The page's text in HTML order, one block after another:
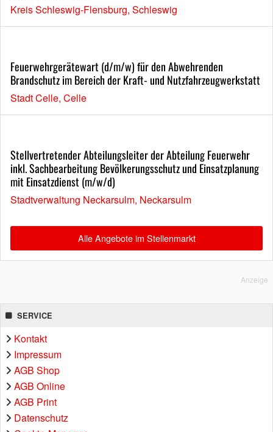
Kreis Schleswig-Flensburg, Schleswig
Feuerwehrgerätewart (d/m/w) für den Abwehrenden
Brandschutz im Bereich der Kraft- und Nutzfahrzeugwerkstatt
Stadt Celle, Celle
Stellvertretender Abteilungsleiter der Abteilung Feuerwehr
inkl. Sachbearbeitung Bevölkerungsschutz und Einsatzplanung
mit Einsatzdienst (m/w/d)
Stadtverwaltung Neckarsulm, Neckarsulm
Alle Angebote im Stellenmarkt
Anzeige
SERVICE
Kontakt
Impressum
AGB Shop
AGB Online
AGB Print
Datenschutz